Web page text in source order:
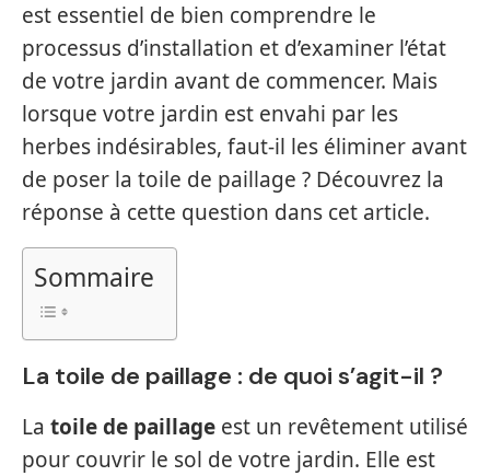
est essentiel de bien comprendre le
processus d’installation et d’examiner l’état
de votre jardin avant de commencer. Mais
lorsque votre jardin est envahi par les
herbes indésirables, faut-il les éliminer avant
de poser la toile de paillage ? Découvrez la
réponse à cette question dans cet article.
Sommaire
La toile de paillage : de quoi s’agit-il ?
La toile de paillage est un revêtement utilisé
pour couvrir le sol de votre jardin. Elle est